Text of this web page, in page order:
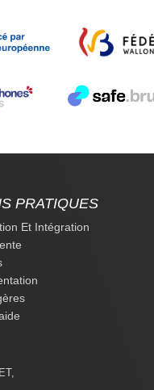
PRATIQUES
Et Intégration